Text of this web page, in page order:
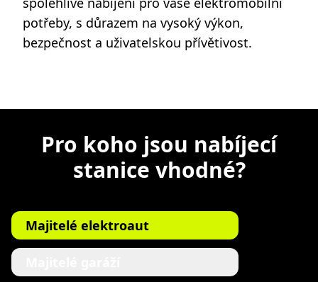
potřeby, s důrazem na vysoký výkon,
bezpečnost a uživatelskou přívětivost.
Pro koho jsou nabíjecí
stanice vhodné?
Majitelé elektroaut